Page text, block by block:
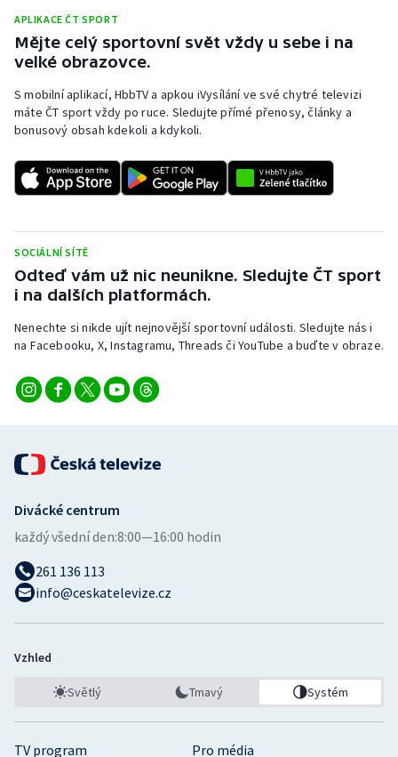
Triatlon
Veslování
Vodní slalom
Ostatní
APLIKACE ČT SPORT
Mějte celý sportovní svět vždy u sebe i na
velké obrazovce.
S mobilní aplikací, HbbTV a apkou iVysílání ve své chytré televizi
máte ČT sport vždy po ruce. Sledujte přímé přenosy, články a
bonusový obsah kdekoli a kdykoli.
SOCIÁLNÍ SÍTĚ
Odteď vám už nic neunikne. Sledujte ČT sport
i na dalších platformách.
Nenechte si nikde ujít nejnovější sportovní události. Sledujte nás i
na Facebooku, X, Instagramu, Threads či YouTube a buďte v obraze.
TV program Pro média
Divácké centrum
každý všední den:8:00—16:00 hodin
261 136 113
info@ceskatelevize.cz
Vzhled
Světlý Tmavý Systém